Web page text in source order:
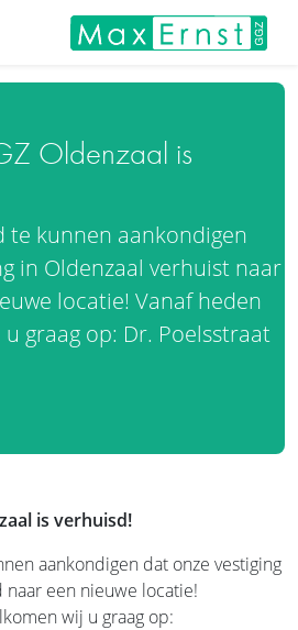
Oldenzaal is
te kunnen aankondigen
in Oldenzaal verhuist naar
locatie! Vanaf heden
graag op: Dr. Poelsstraat
is verhuisd!
aankondigen dat onze vestiging
naar een nieuwe locatie!
wij u graag op: